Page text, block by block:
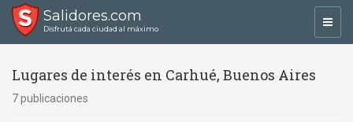
Salidores.com
Disfrutá cada ciudad al máximo
Lugares de interés en Carhué, Buenos Aires
7 publicaciones